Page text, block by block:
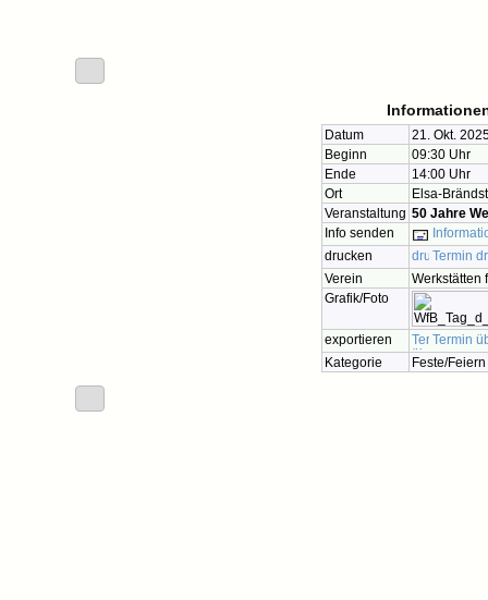
Datum
21. Okt.
Beginn
09:30 Uhr
Ende
14:00 Uhr
Ort
Elsa-
Veranstaltung 50 Jahre
Info senden
drucken
Termin
Verein
Werkstätten
Grafik/Foto
exportieren
Termin
Kategorie
Feste/Feiern